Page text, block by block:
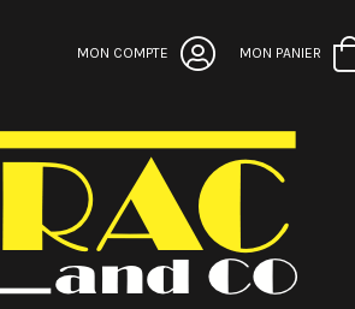
MON COMPTE MON PANIER